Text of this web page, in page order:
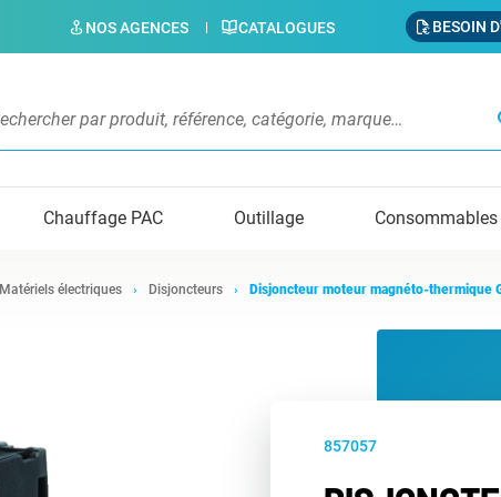
NOS AGENCES CATALOGUES BESOIN
Chauffage PAC Outillage Consommables
Matériels électriques Disjoncteurs Disjoncteur moteur magnéto-thermique
857057